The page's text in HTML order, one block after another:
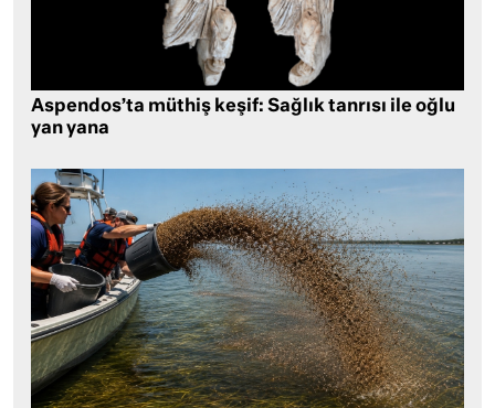
Aspendos’ta müthiş keşif: Sağlık tanrısı ile oğlu
yan yana